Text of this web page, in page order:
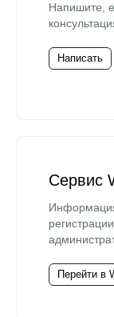
Напишите,
Написать
Сервис
Перейти в